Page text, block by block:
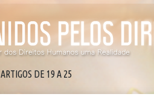
ARTIGOS DE 19 A 25